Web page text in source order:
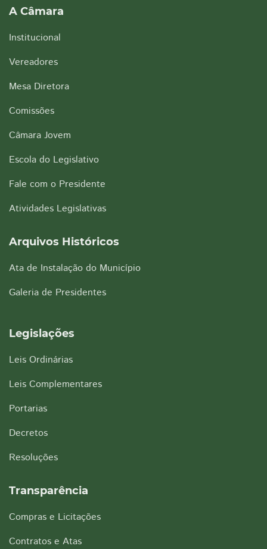
A Câmara
Institucional
Vereadores
Mesa Diretora
Comissões
Câmara Jovem
Escola do Legislativo
Fale com o Presidente
Atividades Legislativas
Arquivos Históricos
Ata de Instalação do Município
Galeria de Presidentes
Legislações
Leis Ordinárias
Leis Complementares
Portarias
Decretos
Resoluções
Transparência
Compras e Licitações
Contratos e Atas